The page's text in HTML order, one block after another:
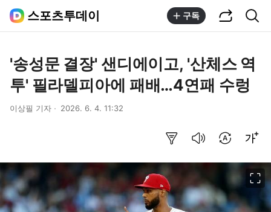
스포츠투데이 구독
'송성문 결장' 샌디에이고, '산체스 역
투' 필라델피아에 패배…4연패 수렁
이상필 기자 2026. 6. 4. 11:32